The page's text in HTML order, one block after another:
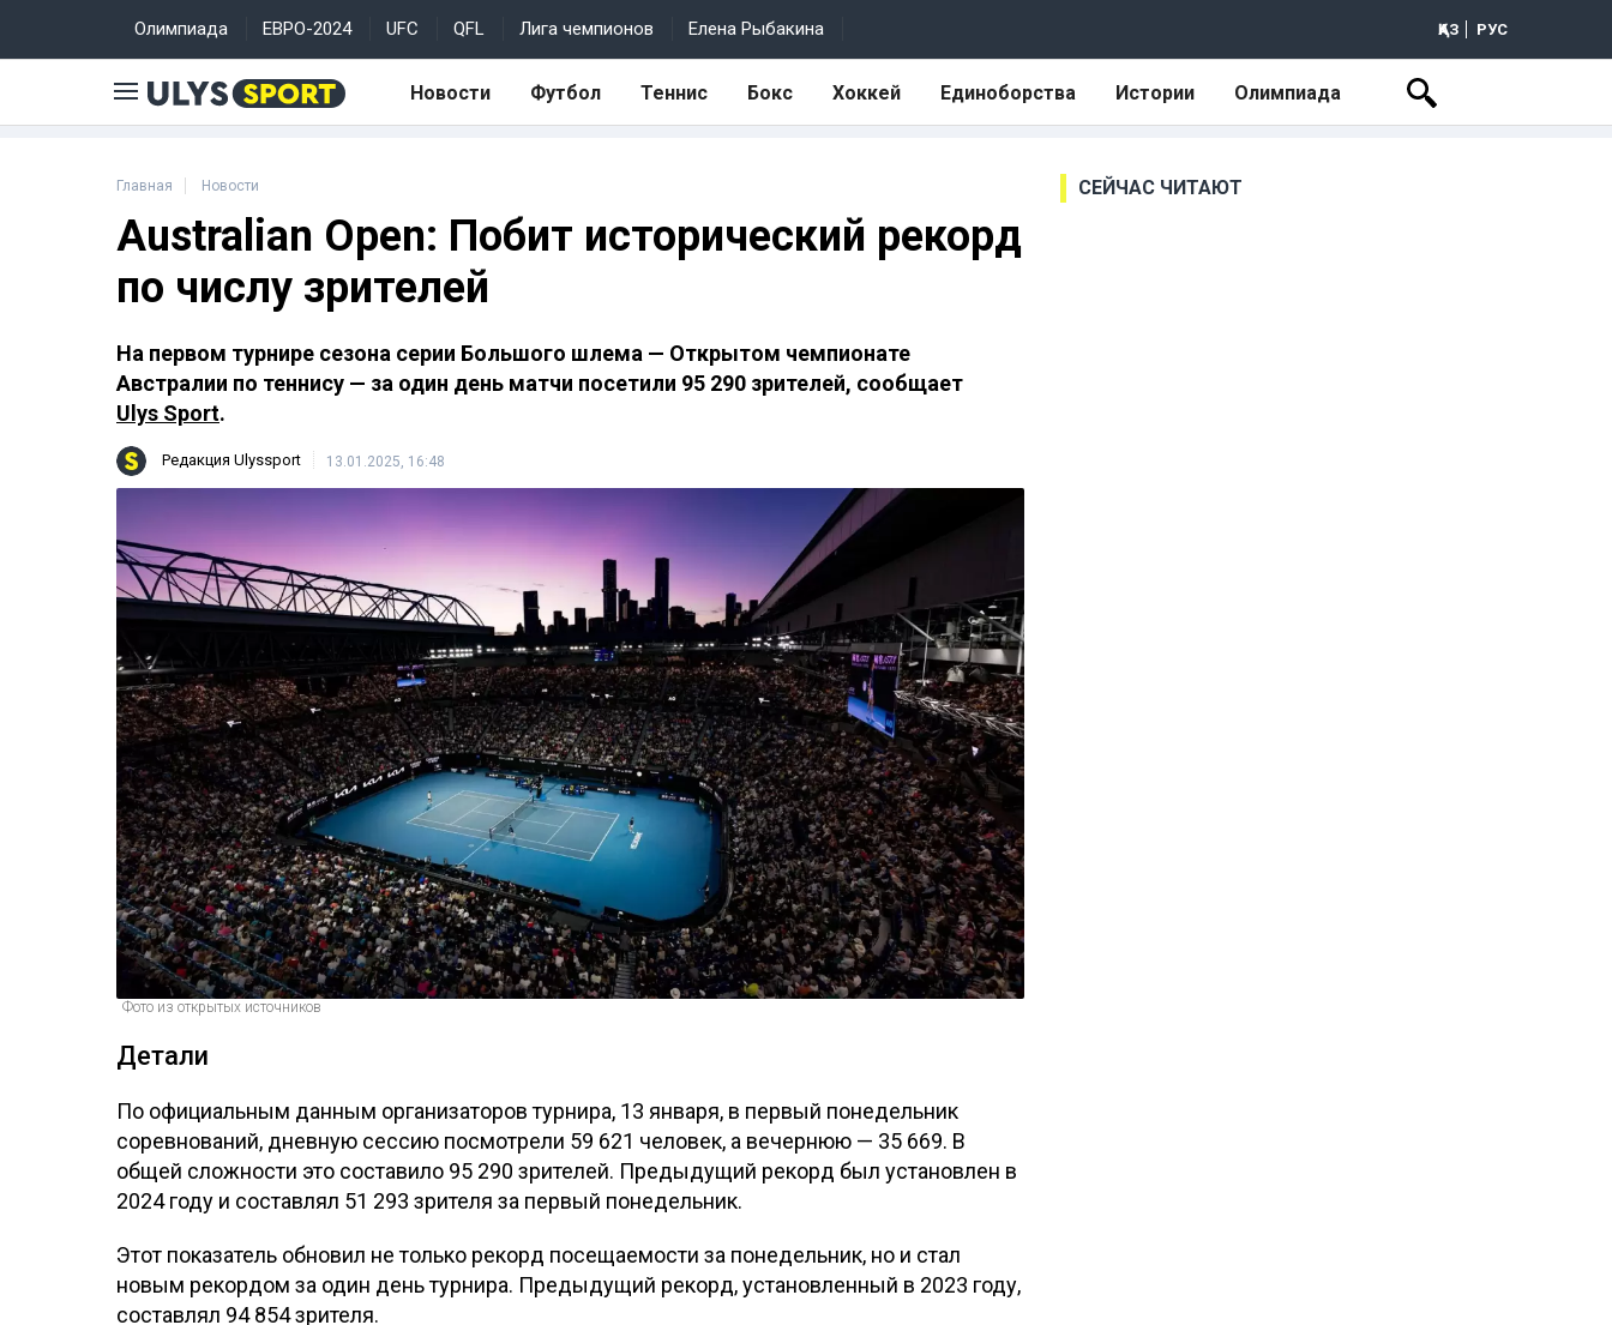
Олимпиада ЕВРО-2024 UFC QFL Лига чемпионов Елена Рыбакина ҚАЗ РУС
Новости Футбол Теннис Бокс Хоккей Единоборства Истории Олимпиада
Главная Новости
Australian Open: Побит исторический рекорд
по числу зрителей
На первом турнире сезона серии Большого шлема — Открытом чемпионате
Австралии по теннису — за один день матчи посетили 95 290 зрителей, сообщает
Ulys Sport.
Редакция Ulyssport 13.01.2025, 16:48
Фото из открытых источников
Детали
По официальным данным организаторов турнира, 13 января, в первый понедельник
соревнований, дневную сессию посмотрели 59 621 человек, а вечернюю — 35 669. В
общей сложности это составило 95 290 зрителей. Предыдущий рекорд был установлен в
2024 году и составлял 51 293 зрителя за первый понедельник.
Этот показатель обновил не только рекорд посещаемости за понедельник, но и стал
новым рекордом за один день турнира. Предыдущий рекорд, установленный в 2023 году,
составлял 94 854 зрителя.
СЕЙЧАС ЧИТАЮТ